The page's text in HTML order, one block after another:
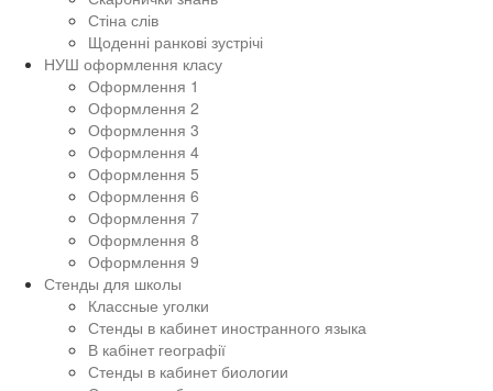
Стіна слів
Щоденні ранкові зустрічі
НУШ оформлення класу
Оформлення 1
Оформлення 2
Оформлення 3
Оформлення 4
Оформлення 5
Оформлення 6
Оформлення 7
Оформлення 8
Оформлення 9
Стенды для школы
Классные уголки
Стенды в кабинет иностранного языка
В кабінет географії
Стенды в кабинет биологии